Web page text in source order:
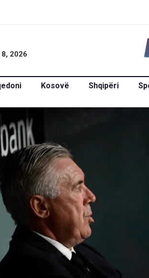
2026
Kosovë Shqipëri